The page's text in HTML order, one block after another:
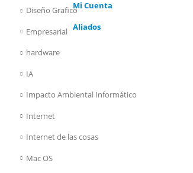
Mi Cuenta
Aliados
Diseño Grafico
Empresarial
hardware
IA
Impacto Ambiental Informático
Internet
Internet de las cosas
Mac OS